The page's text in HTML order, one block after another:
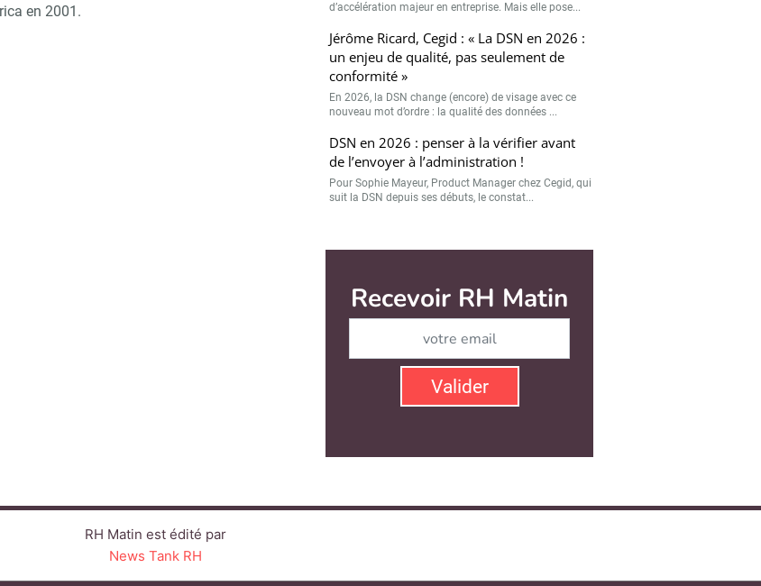
en 2001.
d’accélération majeur en entreprise. Mais elle pose...
Jérôme Ricard, Cegid : « La DSN en 2026 :
un enjeu de qualité, pas seulement de
conformité »
En 2026, la DSN change (encore) de visage avec ce
nouveau mot d’ordre : la qualité des données ...
DSN en 2026 : penser à la vérifier avant
de l’envoyer à l’administration !
Pour Sophie Mayeur, Product Manager chez Cegid, qui
suit la DSN depuis ses débuts, le constat...
Recevoir RH Matin
Valider
RH Matin est édité par
News Tank RH